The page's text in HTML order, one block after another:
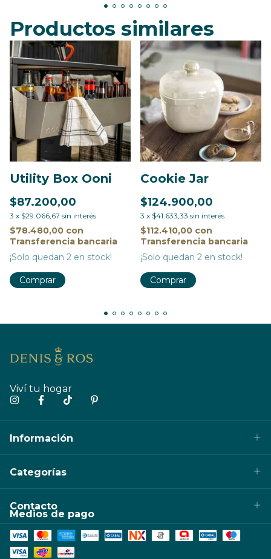
Productos similares
Utility Box Ooni
$87.200,00
3 x $29.066,67 sin interés
$78.480,00 con
Transferencia bancaria
¡Solo quedan 2 en stock!
Comprar
Cookie Jar
$124.900,00
3 x $41.633,33 sin interés
$112.410,00 con
Transferencia bancaria
¡Solo quedan 2 en stock!
Comprar
Viví tu hogar
Información
Categorías
Contacto
Medios de pago